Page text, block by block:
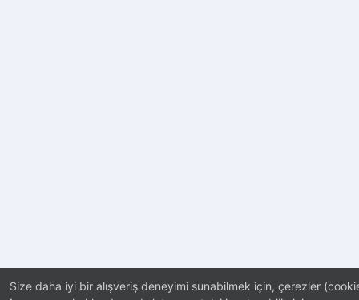
Size daha iyi bir alışveriş deneyimi sunabilmek için, çerezler